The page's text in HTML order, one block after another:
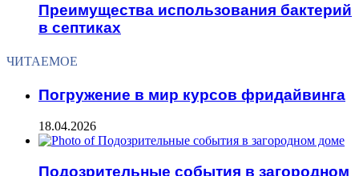
Преимущества использования бактерий
в септиках
ЧИТАЕМОЕ
Погружение в мир курсов фридайвинга
18.04.2026
Подозрительные события в загородном